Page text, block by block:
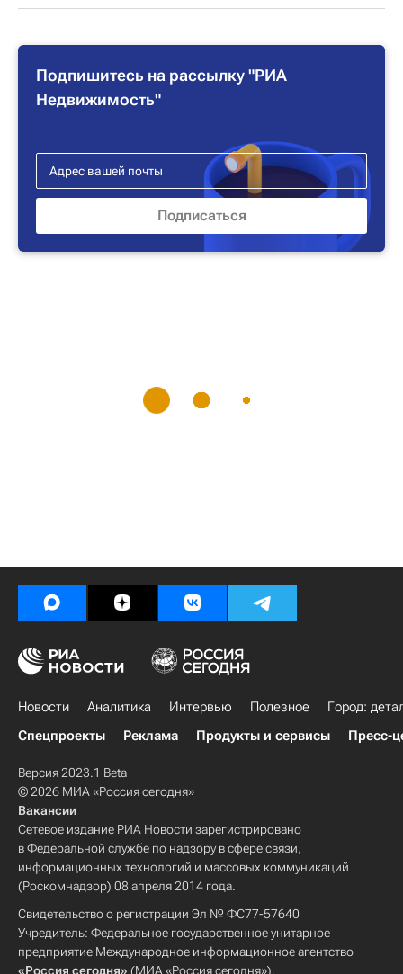
Подпишитесь на рассылку "РИА
Недвижимость"
Новости Аналитика Интервью Полезное
Город:
Спецпроекты
Реклама Продукты и сервисы Пресс-
Версия 2023.1 Beta
© 2026 МИА «Россия сегодня»
Вакансии
Сетевое издание РИА Новости зарегистрировано
в Федеральной службе по надзору в сфере связи,
информационных технологий и массовых коммуникаций
(Роскомнадзор) 08 апреля 2014 года.
Свидетельство о регистрации Эл № ФС77-57640
Учредитель: Федеральное государственное унитарное
предприятие Международное информационное агентство
«Россия сегодня» (МИА «Россия сегодня»).